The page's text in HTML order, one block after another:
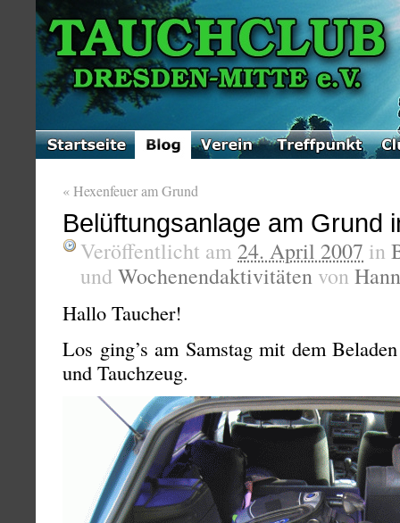
«Hexenfeuer am Grund
Belüftungsanlage am Grund
Veröffentlicht am 24. April 2007 in
und Wochenendaktivitäten von
Hallo Taucher!
Los ging’s am Samstag mit dem
und Tauchzeug.